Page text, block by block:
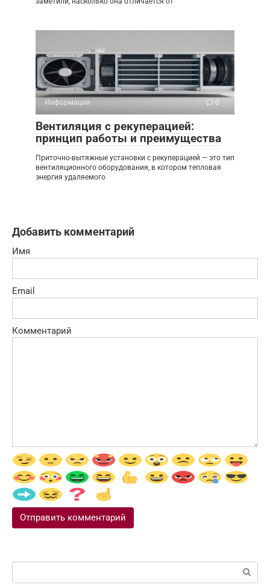
Информация 0
Вентиляция с рекуперацией:
принцип работы и преимущества
Приточно-вытяжные установки с рекуперацией — это тип
вентиляционного оборудования, в котором тепловая
энергия удаляемого
Добавить комментарий
Имя
Email
Комментарий
Поиск: